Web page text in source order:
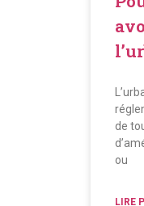
de
ou
LIRE